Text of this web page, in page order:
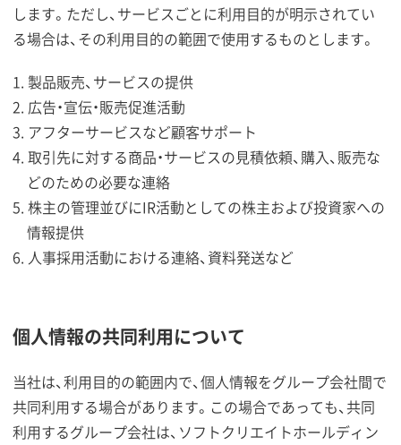
します。ただし、サービスごとに利用目的が明示されてい
る場合は、その利用目的の範囲で使用するものとします。
製品販売、サービスの提供
広告・宣伝・販売促進活動
アフターサービスなど顧客サポート
取引先に対する商品・サービスの見積依頼、購入、販売な
どのための必要な連絡
株主の管理並びにIR活動としての株主および投資家への
情報提供
人事採用活動における連絡、資料発送など
個人情報の共同利用について
当社は、利用目的の範囲内で、個人情報をグループ会社間で
共同利用する場合があります。この場合であっても、共同
利用するグループ会社は、ソフトクリエイトホールディン